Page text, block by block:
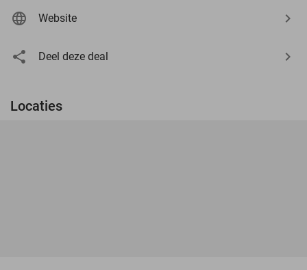
Website
Deel deze deal
Locaties